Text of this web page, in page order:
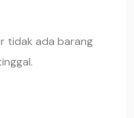
tidak ada barang